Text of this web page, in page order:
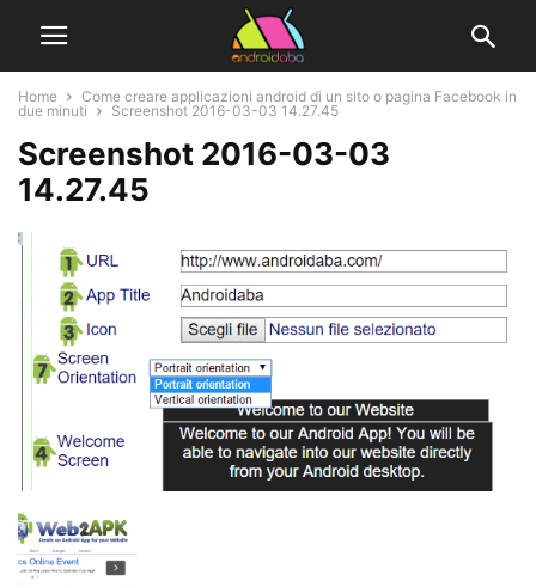
Home
Come creare applicazioni android di un sito o pagina Facebook in
due minuti
Screenshot 2016-03-03 14.27.45
Screenshot 2016-03-03
14.27.45